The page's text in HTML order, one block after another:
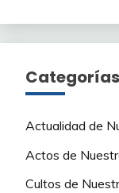
Categorías
Actualidad de
Actos de
Cultos de